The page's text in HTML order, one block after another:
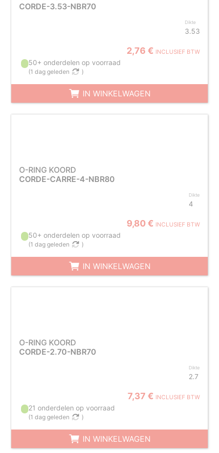
CORDE-3.53-NBR70
Dikte
3.53
2,76 € INCLUSIEF BTW
50+ onderdelen op voorraad
(1 dag geleden )
IN WINKELWAGEN
O-RING KOORD
CORDE-CARRE-4-NBR80
Dikte
4
9,80 € INCLUSIEF BTW
50+ onderdelen op voorraad
(1 dag geleden )
IN WINKELWAGEN
O-RING KOORD
CORDE-2.70-NBR70
Dikte
2.7
7,37 € INCLUSIEF BTW
21 onderdelen op voorraad
(1 dag geleden )
IN WINKELWAGEN